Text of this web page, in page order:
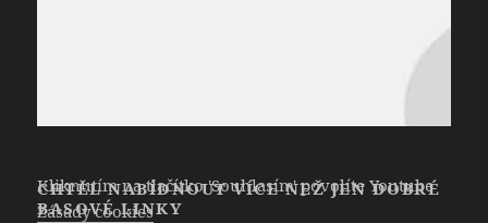
Kliknutím na tlačítko 'Souhlasím' povolíte Youtube
Zásady cookies
CHTĚL NABÍDNOUT VÍCE NEŽ JEN DOBRÉ
BASOVÉ LINKY